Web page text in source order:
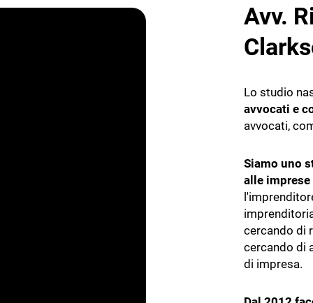
Avv.
Lo studio
avvocati e
avvocati,
Siamo uno
alle imprese
cercando di
cercando di
di impresa.